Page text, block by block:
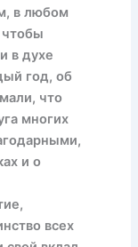
в любом
чтобы
в духе
год, об
что
многих
и о
всех